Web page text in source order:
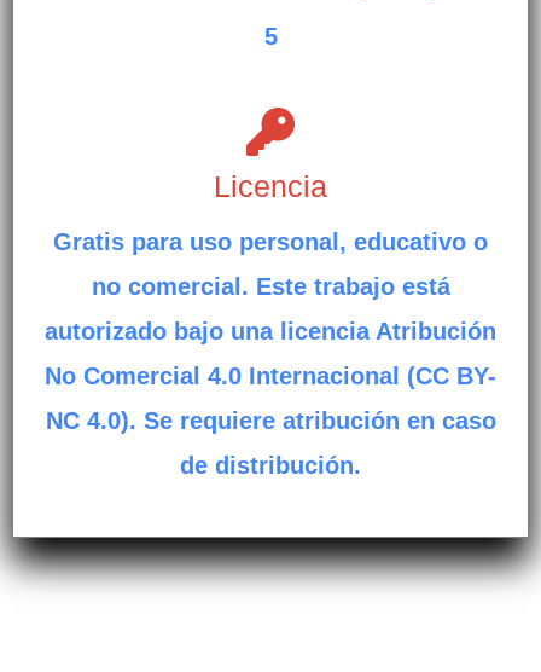
5
Licencia
Gratis para uso personal, educativo o
no comercial. Este trabajo está
autorizado bajo una licencia Atribución
No Comercial 4.0 Internacional (CC BY-
NC 4.0). Se requiere atribución en caso
de distribución.